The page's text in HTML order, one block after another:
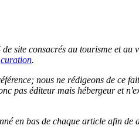
site consacrés au tourisme et
curation.
nous ne rédigeons de ce
pas éditeur mais hébergeur et
en bas de chaque article afin